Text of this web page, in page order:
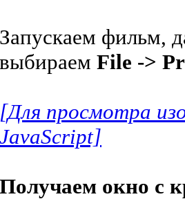
Запускаем фильм,
выбираем File ->
[Для просмотра
JavaScript]
Получаем окно с